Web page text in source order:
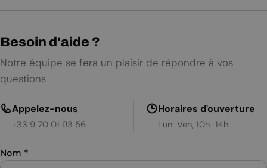
Besoin d'aide ?
Notre équipe se fera un plaisir de répondre à vos
questions
Appelez-nous
+33 9 70 01 93 56
Horaires d'ouverture
Lun–Ven, 10h–14h
Nom *